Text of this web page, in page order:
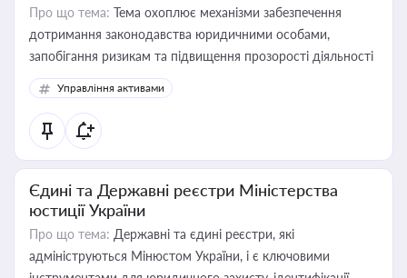
Про що тема: Тема охоплює механізми забезпечення
дотримання законодавства юридичними особами,
запобігання ризикам та підвищення прозорості діяльності
Управління активами
Єдині та Державні реєстри Міністерства
юстиції України
Про що тема: Державні та єдині реєстри, які
адмініструються Мінюстом України, і є ключовими